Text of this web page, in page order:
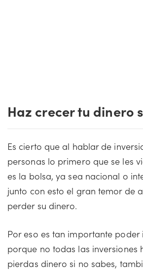
Haz crecer tu dinero
Es cierto que al hablar de
personas lo primero que se les
es la bolsa, ya sea nacional o
junto con esto el gran temor de
perder su dinero.
Por eso es tan importante
porque no todas las inversiones
pierdas dinero si no sabes,